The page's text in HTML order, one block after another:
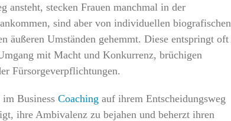
ansteht, stecken Frauen manchmal in der
sind aber von individuellen biografischen
äußeren Umständen gehemmt. Diese entspringt oft
mit Macht und Konkurrenz, brüchigen
Fürsorgeverpflichtungen.
im BusinessCoaching auf ihrem Entscheidungsweg
ihre Ambivalenz zu bejahen und beherzt ihren